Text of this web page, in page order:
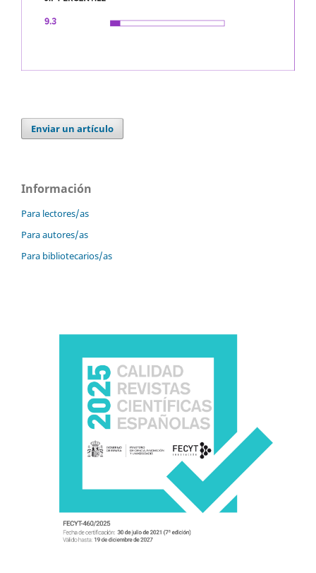
Enviar un artículo
Información
Para lectores/as
Para autores/as
Para bibliotecarios/as